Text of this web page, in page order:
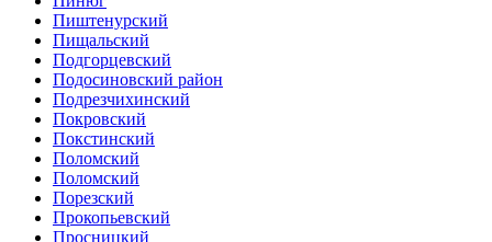
Пиштенурский
Пищальский
Подгорцевский
Подосиновский район
Подрезчихинский
Покровский
Покстинский
Поломский
Поломский
Порезский
Прокопьевский
Просницкий